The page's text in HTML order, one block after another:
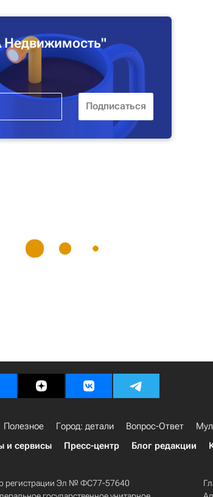
Недвижимость"
Полезное Город: детали Вопрос-Ответ
и сервисы Пресс-центр Блог редакции
о регистрации Эл № ФС77-57640